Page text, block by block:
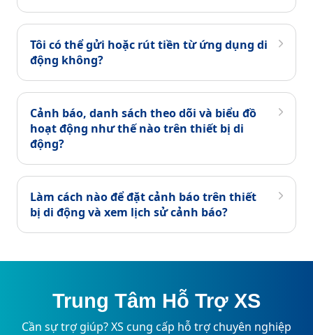
Tôi có thể gửi hoặc rút tiền từ ứng dụng di
động không?
Cảnh báo, danh sách theo dõi và biểu đồ
hoạt động như thế nào trên thiết bị di
động?
Làm cách nào để đặt cảnh báo trên thiết
bị di động và xem lịch sử cảnh báo?
Trung Tâm Hỗ Trợ XS
Cần sự trợ giúp? XS cung cấp hỗ trợ chuyên nghiệp